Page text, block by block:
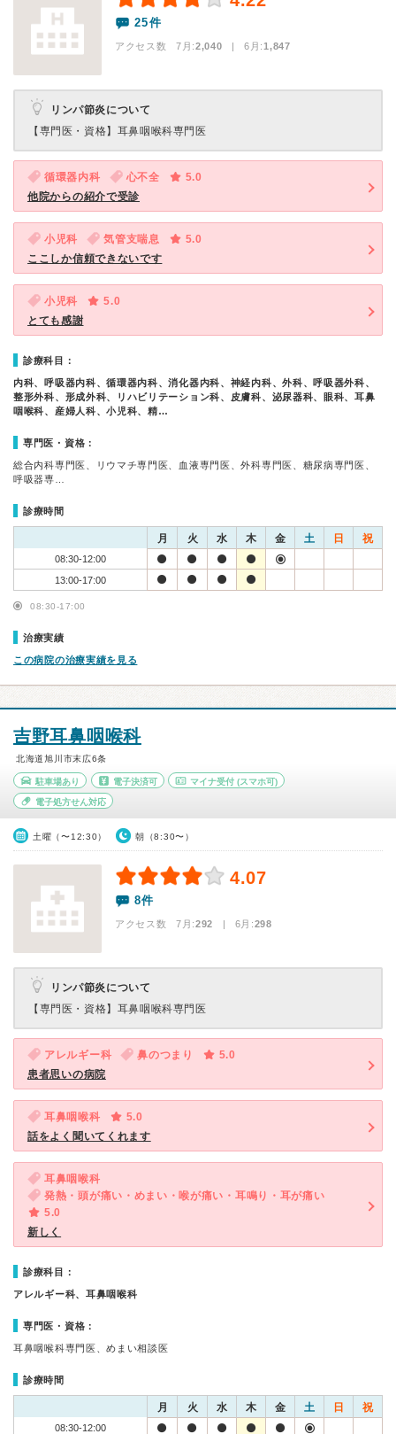
25件
アクセス数 7月:2,040 | 6月:1,847
リンパ節炎について
【専門医・資格】 耳鼻咽喉科専門医
循環器内科 心不全
5.0
他院からの紹介で受診
小児科 気管支喘息
5.0
ここしか信頼できないです
小児科
5.0
とても感謝
診療科目：
内科、呼吸器内科、循環器内科、消化器内科、神経内科、外科、呼吸器外科、
整形外科、形成外科、リハビリテーション科、皮膚科、泌尿器科、眼科、耳鼻
咽喉科、産婦人科、小児科、精…
専門医・資格：
総合内科専門医、リウマチ専門医、血液専門医、外科専門医、糖尿病専門医、
呼吸器専…
診療時間
月 火 水 木 金 土 日 祝
08:30-12:00
13:00-17:00
08:30-17:00
治療実績
この病院の治療実績を見る
吉野耳鼻咽喉科
北海道旭川市末広6条
駐車場あり 電子決済可 マイナ受付 (スマホ可)
電子処方せん対応
土曜（〜12:30） 朝（8:30〜）
4.07
8件
アクセス数 7月:292 | 6月:298
リンパ節炎について
【専門医・資格】 耳鼻咽喉科専門医
アレルギー科 鼻のつまり
5.0
患者思いの病院
耳鼻咽喉科
5.0
話をよく聞いてくれます
耳鼻咽喉科
発熱・頭が痛い・めまい・喉が痛い・耳鳴り・耳が痛い
5.0
新しく
診療科目：
アレルギー科、耳鼻咽喉科
専門医・資格：
耳鼻咽喉科専門医、めまい相談医
診療時間
月 火 水 木 金 土 日 祝
08:30-12:00